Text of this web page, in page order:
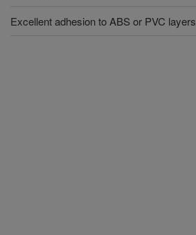
Excellent adhesion to ABS or PVC layers